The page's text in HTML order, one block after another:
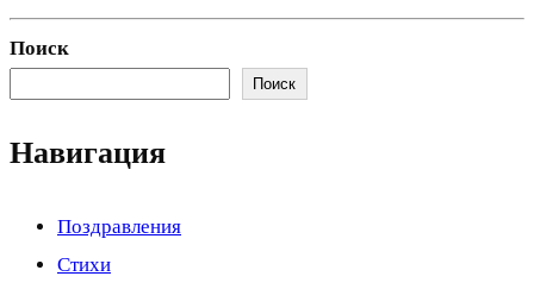
Поиск
Поиск
Навигация
Поздравления
Стихи